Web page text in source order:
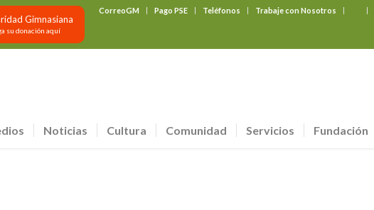
CorreoGM Pago PSE Teléfonos Trabaje con Nosotros
Gimnasiana
su donación aquí
Noticias Cultura Comunidad Servicios Fundación